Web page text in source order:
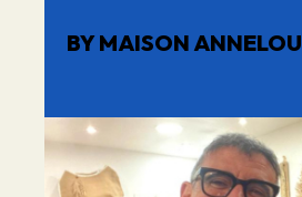
BY MAISON ANNELOU